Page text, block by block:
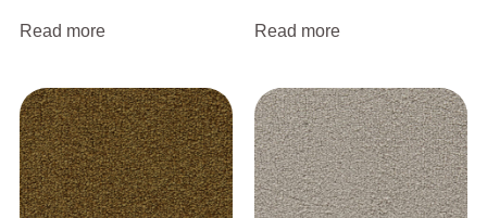
Read more Read more